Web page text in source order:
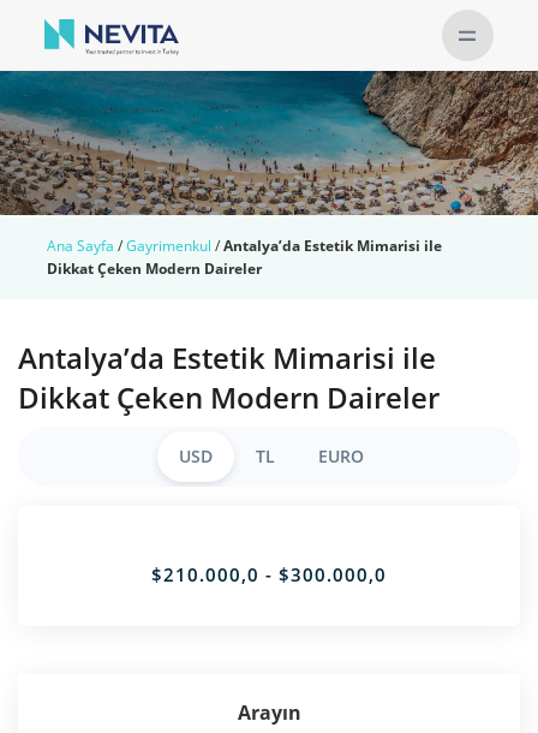
Ana Sayfa /Gayrimenkul /Antalya’da Estetik Mimarisi ile
Dikkat Çeken Modern Daireler
Antalya’da Estetik Mimarisi ile
Dikkat Çeken Modern Daireler
USD TL EURO
$210.000,0 - $300.000,0
Arayın